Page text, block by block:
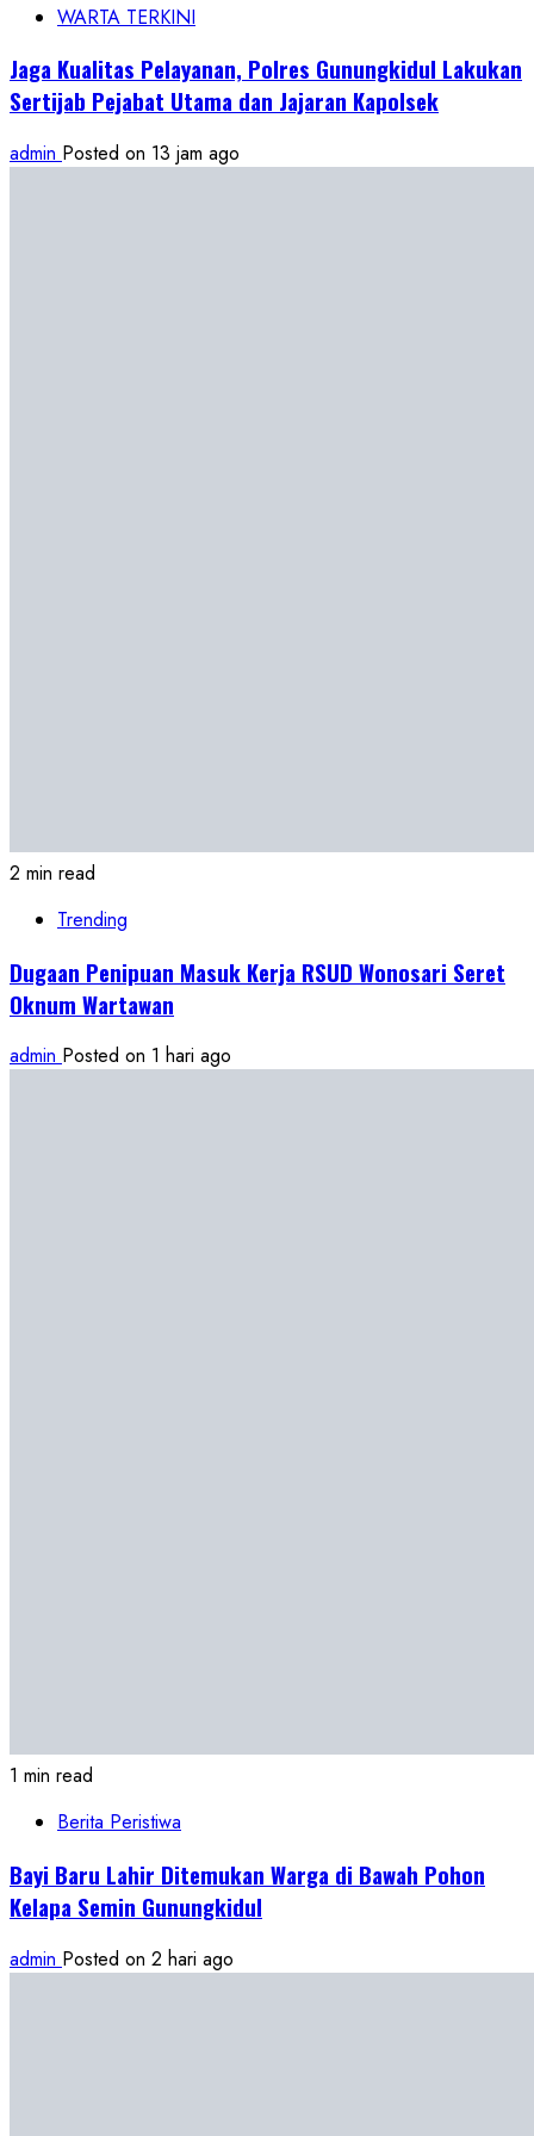
WARTA TERKINI
Jaga Kualitas Pelayanan, Polres Gunungkidul Lakukan
Sertijab Pejabat Utama dan Jajaran Kapolsek
admin Posted on 13 jam ago
2 min read
Trending
Dugaan Penipuan Masuk Kerja RSUD Wonosari Seret
Oknum Wartawan
admin Posted on 1 hari ago
1 min read
Berita Peristiwa
Bayi Baru Lahir Ditemukan Warga di Bawah Pohon
Kelapa Semin Gunungkidul
admin Posted on 2 hari ago